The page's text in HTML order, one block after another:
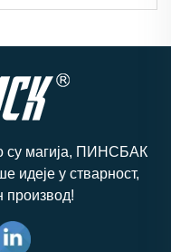
су магија, ПИНСБАК
идеје у стварност,
производ!